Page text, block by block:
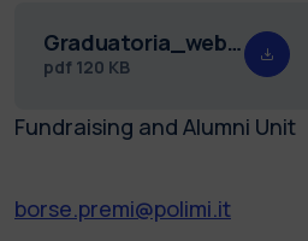
Graduatoria_web_premio_dottorato_Daniel_25.pdf
pdf 120 KB
Fundraising and Alumni Unit
borse.premi@polimi.it